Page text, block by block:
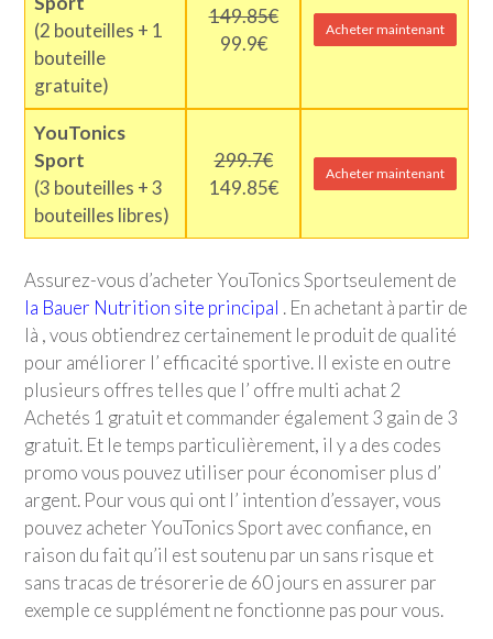
(2 bouteilles + 1
bouteille
gratuite)
149.85€
99.9€
Acheter maintenant
YouTonics
Sport
(3 bouteilles + 3
bouteilles libres)
299.7€
149.85€
Acheter maintenant
Assurez-vous d’acheter YouTonics Sportseulement de
la Bauer Nutrition site principal . En achetant à partir de
là , vous obtiendrez certainement le produit de qualité
pour améliorer l’ efficacité sportive. Il existe en outre
plusieurs offres telles que l’ offre multi achat 2
Achetés 1 gratuit et commander également 3 gain de 3
gratuit. Et le temps particulièrement, il y a des codes
promo vous pouvez utiliser pour économiser plus d’
argent. Pour vous qui ont l’ intention d’essayer, vous
pouvez acheter YouTonics Sportavec confiance, en
raison du fait qu’il est soutenu par un sans risque et
sans tracas de trésorerie de 60 jours en assurer par
exemple ce supplément ne fonctionne pas pour vous.